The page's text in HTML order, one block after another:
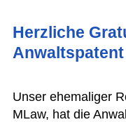
Herzliche
Anwaltspatent
Unser ehemaliger
MLaw, hat die